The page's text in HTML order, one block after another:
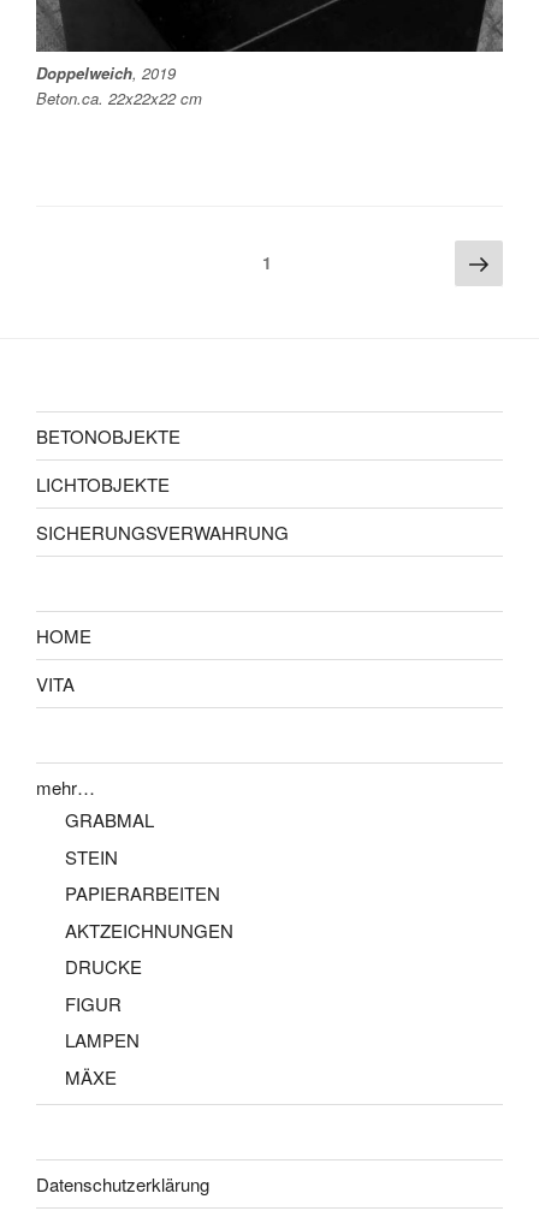
Doppelweich, 2019
Beton.ca. 22x22x22 cm
1
Seite
BETONOBJEKTE
LICHTOBJEKTE
SICHERUNGSVERWAHRUNG
HOME
VITA
mehr…
GRABMAL
STEIN
PAPIERARBEITEN
AKTZEICHNUNGEN
DRUCKE
FIGUR
LAMPEN
MÄXE
Datenschutzerklärung